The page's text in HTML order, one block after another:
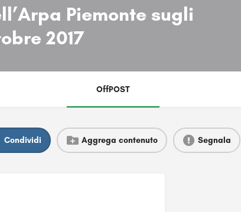
Piemonte sugli
2017
OffPOST
Condividi Aggrega contenuto Segnala